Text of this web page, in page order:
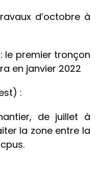
d’octobre à
le premier tronçon
en janvier 2022
:
de juillet à
la zone entre la